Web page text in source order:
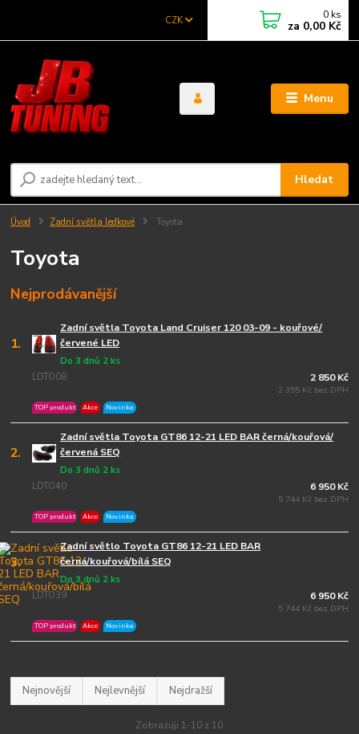
Menu
CZK
Hledat
0 ks
za 0,00 Kč
Úvod Zadní světla ledkové Toyota
Toyota
Nejprodávanější
1.
Zadní světla Toyota Land Cruiser 120 03-09 - kouřové/
červené LED
LDTO08
Do 3 dnů 2 ks
TOP produkt Akce Novinka
2 850 Kč
2 355 Kč bez DPH
2.
Zadní světla Toyota GT86 12-21 LED BAR černá/kouřová/
červená SEQ
LDTO40
Do 3 dnů 2 ks
TOP produkt Akce Novinka
6 950 Kč
5 744 Kč bez DPH
3.
Zadní světlo Toyota GT86 12-21 LED BAR
černá/kouřová/bílá SEQ
LDTO39
Do 3 dnů 2 ks
TOP produkt Akce Novinka
6 950 Kč
5 744 Kč bez DPH
Nejnovější Nejlevnější Nejdražší
Zobrazuji 1-10 z 10